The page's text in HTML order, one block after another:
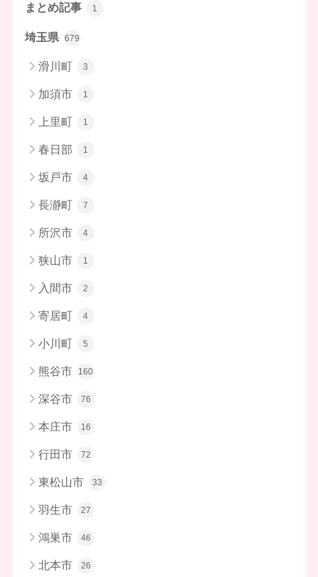
まとめ記事 1
埼玉県 679
滑川町 3
加須市 1
上里町 1
春日部 1
坂戸市 4
長瀞町 7
所沢市 4
狭山市 1
入間市 2
寄居町 4
小川町 5
熊谷市 160
深谷市 76
本庄市 16
行田市 72
東松山市 33
羽生市 27
鴻巣市 46
北本市 26